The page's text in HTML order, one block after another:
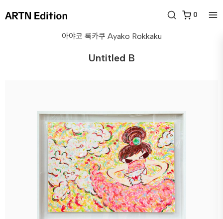
0
아야코 록카쿠 Ayako Rokkaku
Untitled B